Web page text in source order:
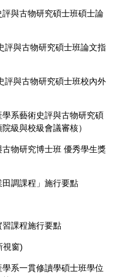
與古物研究碩士班碩士論
評與古物研究碩士班論文指
評與古物研究碩士班校內外
系藝術史評與古物研究碩
級與校級會議審核）
物研究博士班 優秀學生獎
調課程」施行要點
課程施行要點
視窗)
系一貫修讀學碩士班學位